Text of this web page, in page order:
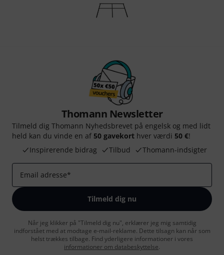
Thomann Newsletter
Tilmeld dig Thomann Nyhedsbrevet på engelsk og med lidt
held kan du vinde en af 50 gavekort hver værdi 50 €!
Inspirerende bidrag
Tilbud Thomann-indsigter
Email adresse*
Tilmeld dig nu
Når jeg klikker på "Tilmeld dig nu", erklærer jeg mig samtidig
indforstået med at modtage e-mail-reklame. Dette tilsagn kan når som
helst trækkes tilbage. Find yderligere informationer i vores
informationer om databeskyttelse.